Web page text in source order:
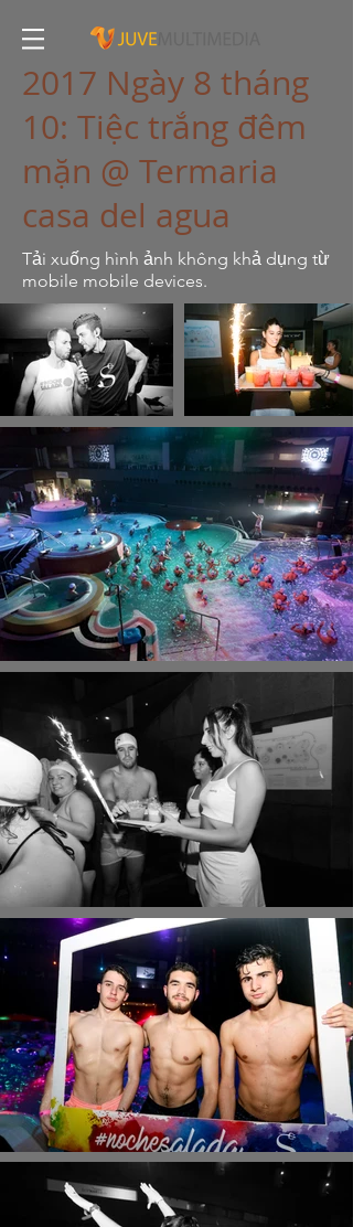
2017 Ngày 8 tháng
10: Tiệc trắng đêm
mặn @ Termaria
casa del agua
Tải xuống hình ảnh không khả dụng từ
mobile mobile devices.